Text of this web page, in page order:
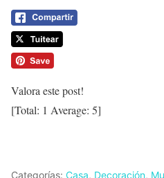
Valora este post!
[Total: 1 Average: 5]
Categorías: Casa, Decoración,